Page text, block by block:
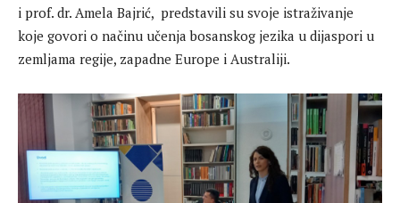
i prof. dr. Amela Bajrić, predstavili su svoje istraživanje
koje govori o načinu učenja bosanskog jezika u dijaspori u
zemljama regije, zapadne Europe i Australiji.